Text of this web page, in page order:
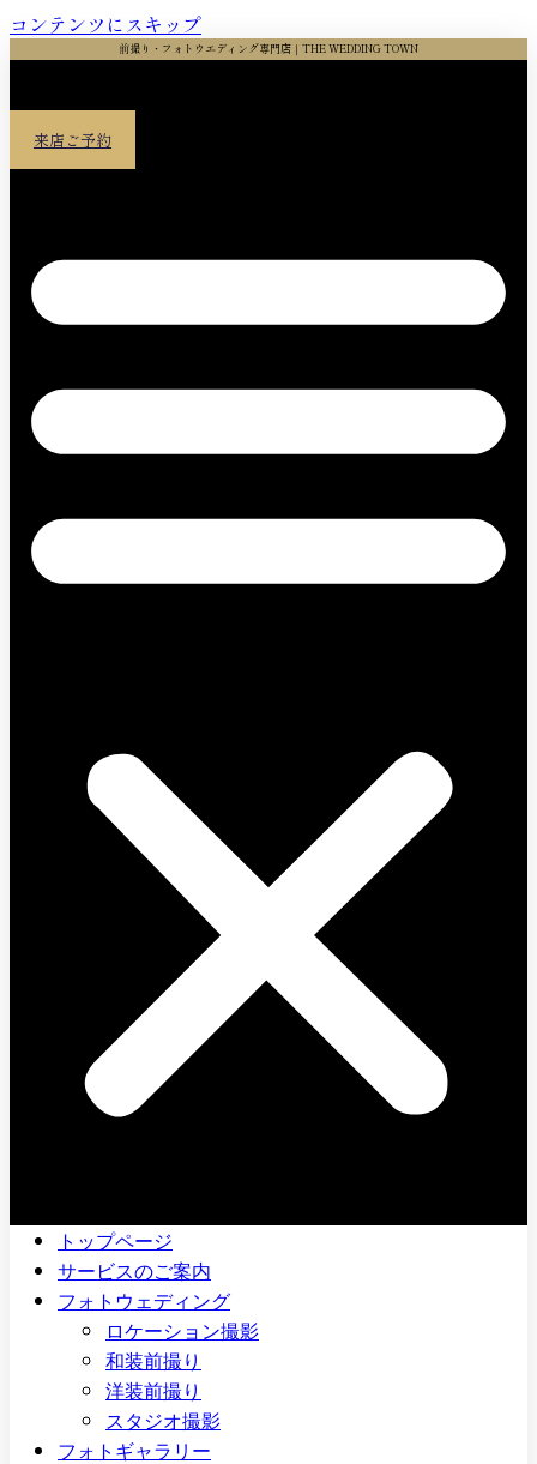
コンテンツにスキップ
前撮り・フォトウエディング専門店｜THE WEDDING TOWN
来店ご予約
トップページ
サービスのご案内
フォトウェディング
ロケーション撮影
和装前撮り
洋装前撮り
スタジオ撮影
フォトギャラリー